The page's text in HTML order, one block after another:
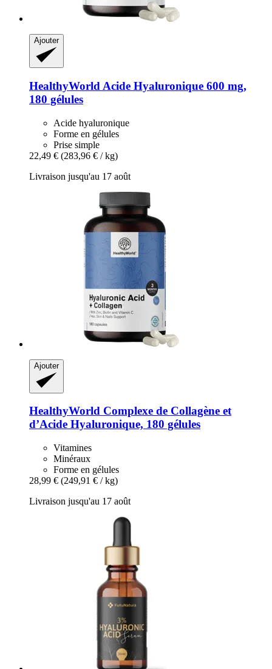
Ajouter
HealthyWorld Acide Hyaluronique 600 mg,
180 gélules
Acide hyaluronique
Forme en gélules
Prise simple
22,49 € (283,96 € / kg)
Livraison jusqu'au 17 août
Ajouter
HealthyWorld Complexe de Collagène et
d’Acide Hyaluronique, 180 gélules
Vitamines
Minéraux
Forme en gélules
28,99 € (249,91 € / kg)
Livraison jusqu'au 17 août